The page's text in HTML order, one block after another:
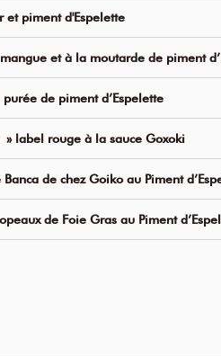
et piment d'Espelette
et à la moutarde de piment
de piment d’Espelette
label rouge à la sauce Goxoki
de chez Goiko au Piment
de Foie Gras au Piment